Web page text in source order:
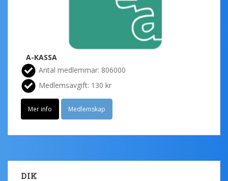
A-KASSA
Antal medlemmar: 806000
Medlemsavgift: 130 kr
Mer info Medlemskap
DIK